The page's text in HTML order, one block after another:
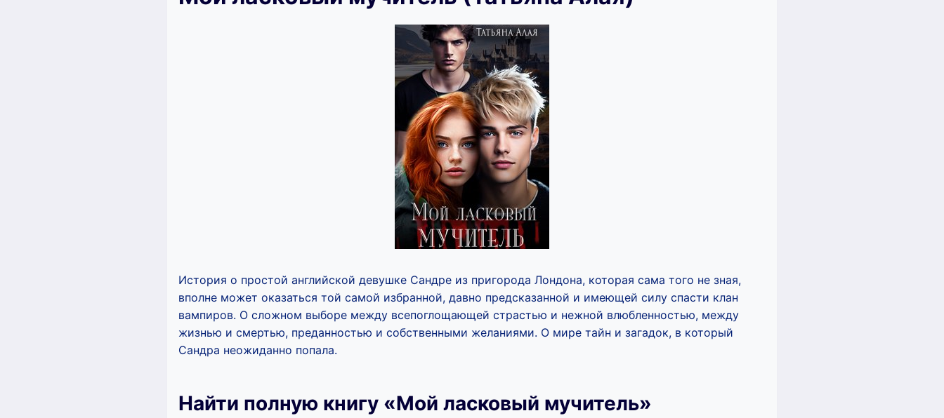
История о простой английской девушке Сандре из пригорода Лондона, которая сама того не зная,
вполне может оказаться той самой избранной, давно предсказанной и имеющей силу спасти клан
вампиров. О сложном выборе между всепоглощающей страстью и нежной влюбленностью, между
жизнью и смертью, преданностью и собственными желаниями. О мире тайн и загадок, в который
Сандра неожиданно попала.
Найти полную книгу «Мой ласковый мучитель»